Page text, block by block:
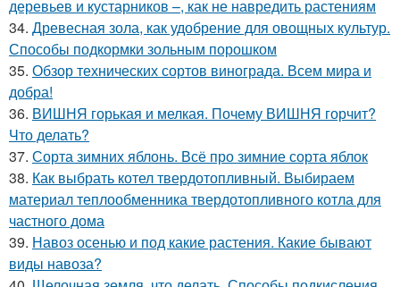
деревьев и кустарников –, как не навредить растениям
34. Древесная зола, как удобрение для овощных культур.
Способы подкормки зольным порошком
35. Обзор технических сортов винограда. Всем мира и
добра!
36. ВИШНЯ горькая и мелкая. Почему ВИШНЯ горчит?
Что делать?
37. Сорта зимних яблонь. Всё про зимние сорта яблок
38. Как выбрать котел твердотопливный. Выбираем
материал теплообменника твердотопливного котла для
частного дома
39. Навоз осенью и под какие растения. Какие бывают
виды навоза?